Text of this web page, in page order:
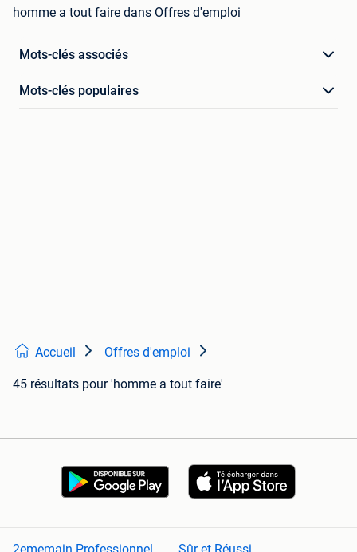
homme a tout faire dans Offres d'emploi
Mots-clés associés
Mots-clés populaires
Accueil Offres d'emploi
45 résultats pour 'homme a tout faire'